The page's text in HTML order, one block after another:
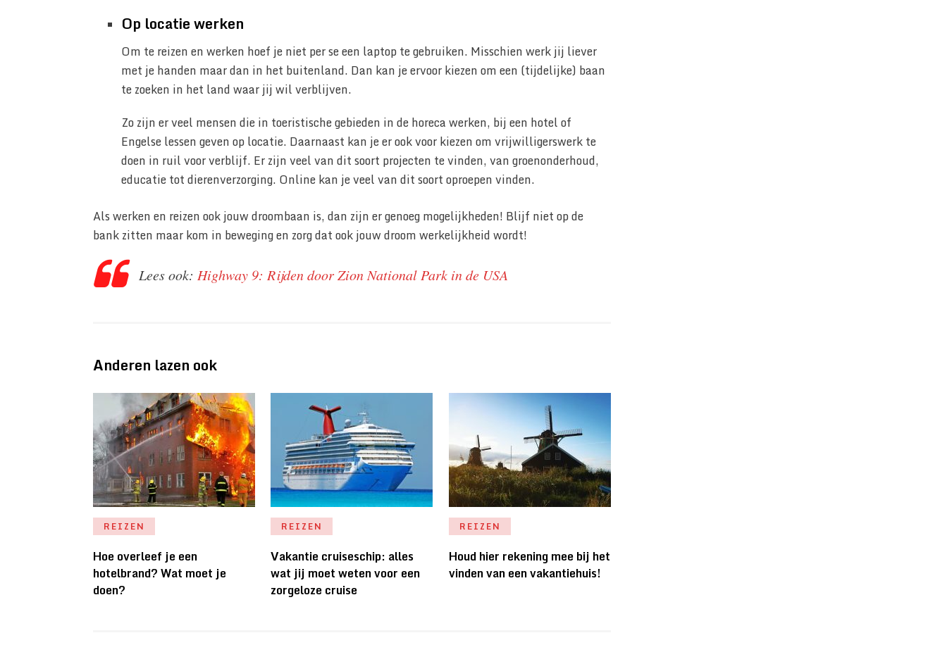
Op locatie werken
Om te reizen en werken hoef je niet per se een laptop te gebruiken. Misschien werk jij liever
met je handen maar dan in het buitenland. Dan kan je ervoor kiezen om een (tijdelijke) baan
te zoeken in het land waar jij wil verblijven.
Zo zijn er veel mensen die in toeristische gebieden in de horeca werken, bij een hotel of
Engelse lessen geven op locatie. Daarnaast kan je er ook voor kiezen om vrijwilligerswerk te
doen in ruil voor verblijf. Er zijn veel van dit soort projecten te vinden, van groenonderhoud,
educatie tot dierenverzorging. Online kan je veel van dit soort oproepen vinden.
Als werken en reizen ook jouw droombaan is, dan zijn er genoeg mogelijkheden! Blijf niet op de
bank zitten maar kom in beweging en zorg dat ook jouw droom werkelijkheid wordt!
Lees ook: Highway 9: Rijden door Zion National Park in de USA
Anderen lazen ook
REIZEN
Hoe overleef je een
hotelbrand? Wat moet je
doen?
REIZEN
Vakantie cruiseschip: alles
wat jij moet weten voor een
zorgeloze cruise
REIZEN
Houd hier rekening mee bij het
vinden van een vakantiehuis!